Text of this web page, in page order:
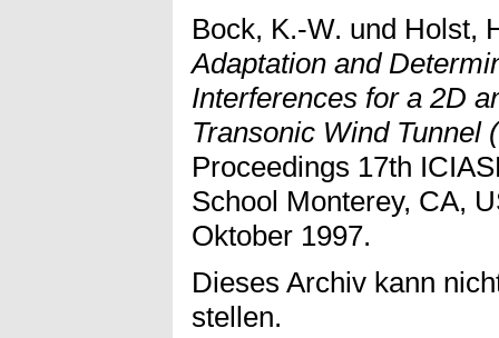
Bock, K.-W. und Holst,
Adaptation and
Interferences for a 2D
Transonic Wind Tunnel
Proceedings 17th
School Monterey, CA,
Oktober 1997.
Dieses Archiv kann
stellen.